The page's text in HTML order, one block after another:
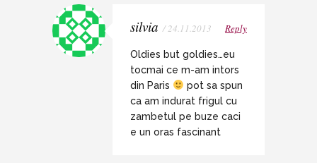
silvia / 24.11.2013 Reply
Oldies but goldies…eu
tocmai ce m-am intors
din Paris
pot sa spun
ca am indurat frigul cu
zambetul pe buze caci
e un oras fascinant